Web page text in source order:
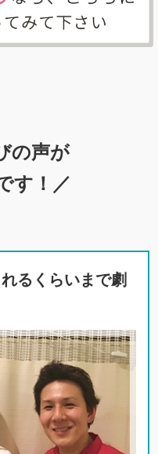
の声が
す！／
るくらいまで劇